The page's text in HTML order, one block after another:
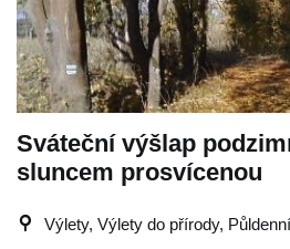
Sváteční výšlap
sluncem prosvícenou
Výlety, Výlety do přírody,